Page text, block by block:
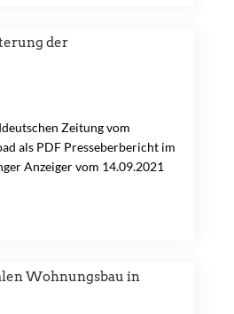
der
Zeitung vom
als PDF Presseberbericht im
Anzeiger vom 14.09.2021
Wohnungsbau in